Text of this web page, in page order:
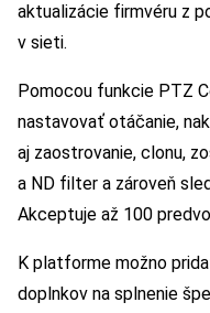
aktualizácie firmvéru z
v sieti.
Pomocou funkcie PTZ
nastavovať otáčanie,
aj zaostrovanie, clonu,
a ND filter a zároveň
Akceptuje až 100
K platforme možno
doplnkov na splnenie